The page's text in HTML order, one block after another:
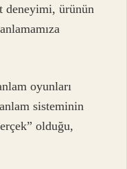
deneyimi, ürünün
oyunları
sisteminin
olduğu,